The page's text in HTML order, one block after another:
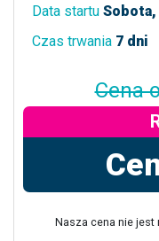
Data startu Sobota,
Czas trwania 7 dni
Cena
Nasza cena nie jest